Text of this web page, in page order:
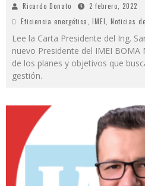
Ricardo Donato
2 febrero, 2022
Eficiencia energética
IMEI Noticias
Lee la Carta Presidente del Ing.
nuevo Presidente del IMEI BOMA
de los planes y objetivos que
gestión.